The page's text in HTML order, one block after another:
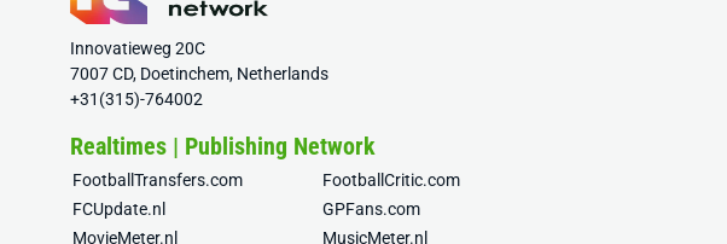
Innovatieweg 20C
7007 CD, Doetinchem, Netherlands
+31(315)-764002
Realtimes | Publishing Network
FootballTransfers.com
FootballCritic.com
FCUpdate.nl
GPFans.com
MovieMeter.nl
MusicMeter.nl